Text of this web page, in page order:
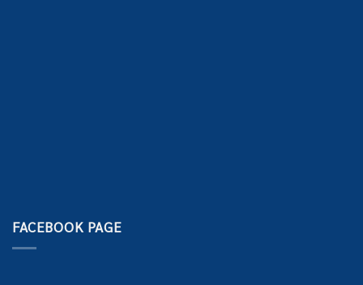
FACEBOOK PAGE